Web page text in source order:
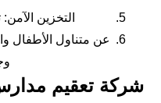
التخزين
عن متناول الأطفال
شركة تعقيم